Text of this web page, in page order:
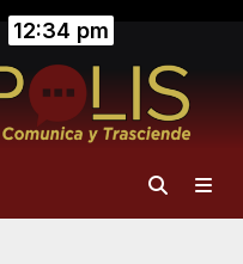
12:34 pm